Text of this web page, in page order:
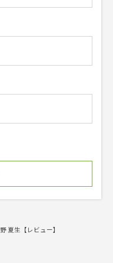
夏生【レビュー】